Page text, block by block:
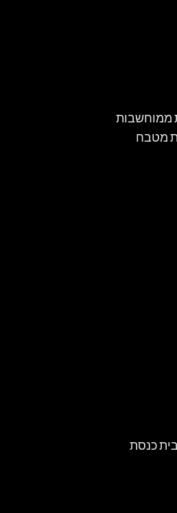
ממוחשבות
מטבח
כנסת